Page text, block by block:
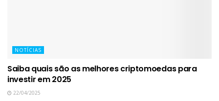
NOTÍCIAS
Saiba quais são as melhores criptomoedas para
investir em 2025
22/04/2025